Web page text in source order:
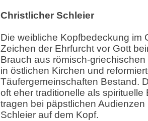
Christlicher Schleier
Die weibliche Kopfbedeckung im
Zeichen der Ehrfurcht vor Gott
Brauch aus römisch-
in östlichen Kirchen und
Täufergemeinschaften Bestand.
oft eher traditionelle als spirituelle
tragen bei päpstlichen
Schleier auf dem Kopf.